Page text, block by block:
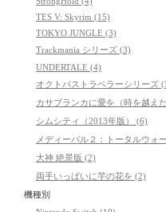
TES V: Skyrim (15)
TOKYO JUNGLE (3)
Trackmania シリーズ (3)
UNDERTALE (4)
オクトパストラベラーシリーズ
カサブランカに愛を（時を越え
シムシティ（2013年版） (6)
メディーバル２：トータルウォ
大神 絶景版 (2)
両手いっぱいに芋の花を (2)
機種別